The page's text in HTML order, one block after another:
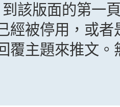
該版面的第一
經被停用，或
覆主題來推文